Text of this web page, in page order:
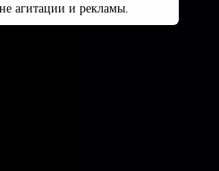
агитации и рекламы.